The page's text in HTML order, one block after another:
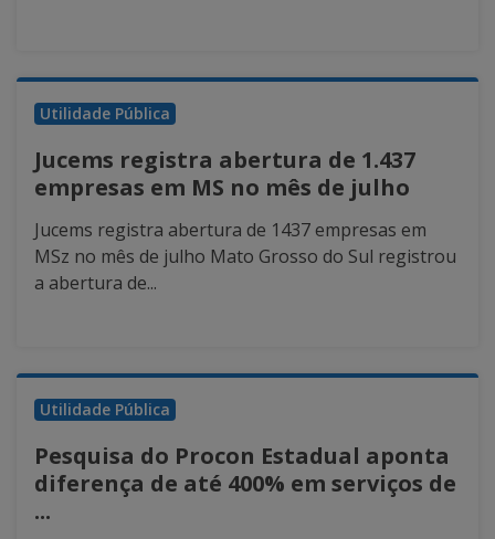
Utilidade Pública
Jucems registra abertura de 1.437
empresas em MS no mês de julho
Jucems registra abertura de 1437 empresas em
MSz no mês de julho Mato Grosso do Sul registrou
a abertura de...
Utilidade Pública
Pesquisa do Procon Estadual aponta
diferença de até 400% em serviços de
...